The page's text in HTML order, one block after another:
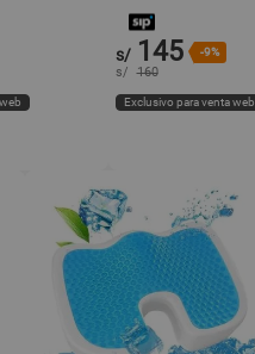
s/ 145 -9%
s/ 160
Exclusivo para venta web